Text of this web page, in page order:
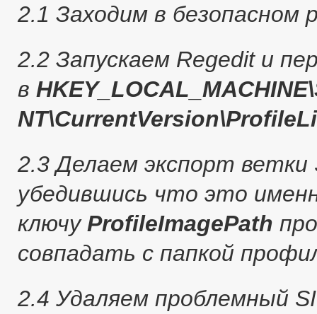
2.1 Заходим в
2.2 Запускаем Regedit и
в
2.3 Делаем экспорт
убедившись что это
ключуProfileImagePath
совпадать с папкой
2.4 Удаляем проблемный